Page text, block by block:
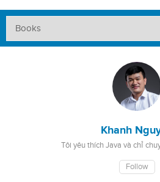
Khanh
Tôi yêu thích Java và chỉ
Follow